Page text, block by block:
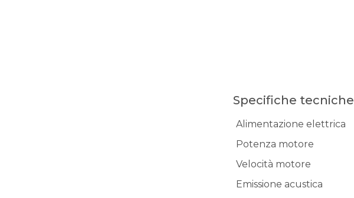
Specifiche tecniche
Alimentazione elettrica
Potenza motore
Velocità motore
Emissione acustica